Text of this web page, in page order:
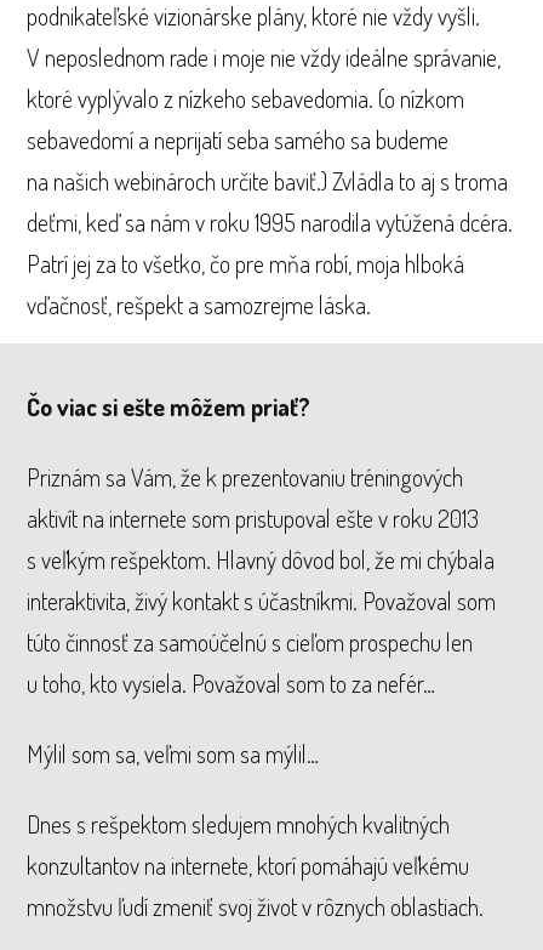
podnikateľské vizionárske plány, ktoré nie vždy vyšli.
V neposlednom rade i moje nie vždy ideálne správanie,
ktoré vyplývalo z nízkeho sebavedomia. (o nízkom
sebavedomí a neprijatí seba samého sa budeme
na našich webinároch určite baviť.) Zvládla to aj s troma
deťmi, keď sa nám v roku 1995 narodila vytúžená dcéra.
Patrí jej za to všetko, čo pre mňa robí, moja hlboká
vďačnosť, rešpekt a samozrejme láska.
Čo viac si ešte môžem priať?
Priznám sa Vám, že k prezentovaniu tréningových
aktivít na internete som pristupoval ešte v roku 2013
s veľkým rešpektom. Hlavný dôvod bol, že mi chýbala
interaktivita, živý kontakt s účastníkmi. Považoval som
túto činnosť za samoúčelnú s cieľom prospechu len
u toho, kto vysiela. Považoval som to za nefér…
Mýlil som sa, veľmi som sa mýlil…
Dnes s rešpektom sledujem mnohých kvalitných
konzultantov na internete, ktorí pomáhajú veľkému
množstvu ľudí zmeniť svoj život v rôznych oblastiach.